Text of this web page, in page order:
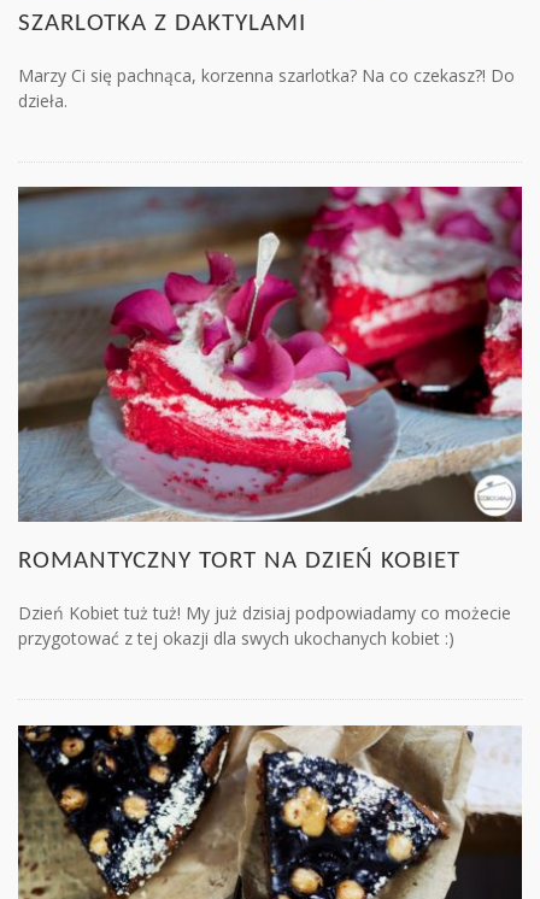
SZARLOTKA Z DAKTYLAMI
Marzy Ci się pachnąca, korzenna szarlotka? Na co czekasz?! Do
dzieła.
ROMANTYCZNY TORT NA DZIEŃ KOBIET
Dzień Kobiet tuż tuż! My już dzisiaj podpowiadamy co możecie
przygotować z tej okazji dla swych ukochanych kobiet :)